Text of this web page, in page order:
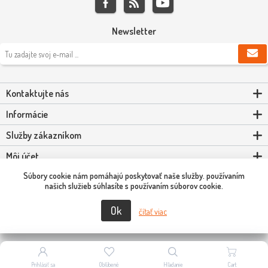
Newsletter
Kontaktujte nás
Informácie
Služby zákazníkom
Môj účet
Powered bynopCommerce
Copyright © 2026 Scooter-Tuning SK. Všetky práva vyhradené.
Súbory cookie nám pomáhajú poskytovať naše služby. používaním
našich služieb súhlasíte s používaním súborov cookie.
Ok čítať viac
Prihlásiť sa Obľúbené Hľadanie Cart